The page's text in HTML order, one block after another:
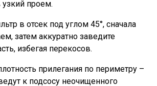
узкий проем.
в отсек под углом 45°, сначала
затем аккуратно заведите
избегая перекосов.
прилегания по периметру –
к подсосу неочищенного